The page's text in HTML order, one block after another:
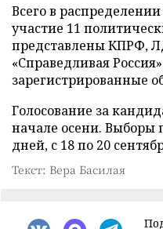
Всего в
участие 11
представлены КПРФ,
«Справедливая
зарегистрированные
Голосование за
начале осени. Выборы
дней, с 18 по 20
Текст: Вера Басилая